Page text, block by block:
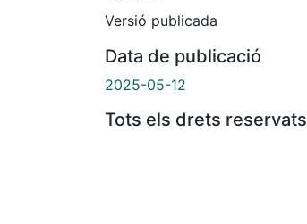
Versió publicada
Data de publicació
2025-05-12
Tots els drets reservats